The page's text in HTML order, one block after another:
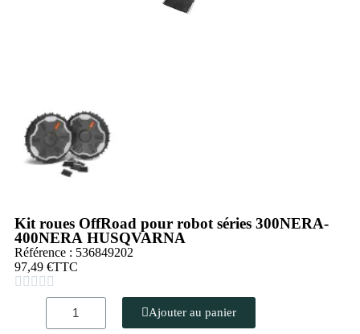
Kit roues OffRoad pour robot séries 300NERA-
400NERA HUSQVARNA
Référence : 536849202
97,49 €TTC
    
Ajouter au panier